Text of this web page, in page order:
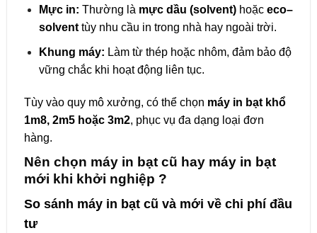
Mực in: Thường là mực dầu (solvent)hoặc eco–
solventtùy nhu cầu in trong nhà hay ngoài trời.
Khung máy: Làm từ thép hoặc nhôm, đảm bảo độ
vững chắc khi hoạt động liên tục.
Tùy vào quy mô xưởng, có thể chọn máy in bạt khổ
1m8, 2m5 hoặc 3m2, phục vụ đa dạng loại đơn
hàng.
Nên chọn máy in bạt cũ hay máy in bạt
mới khi khởi nghiệp ?
So sánh máy in bạt cũ và mới về chi phí đầu
tư